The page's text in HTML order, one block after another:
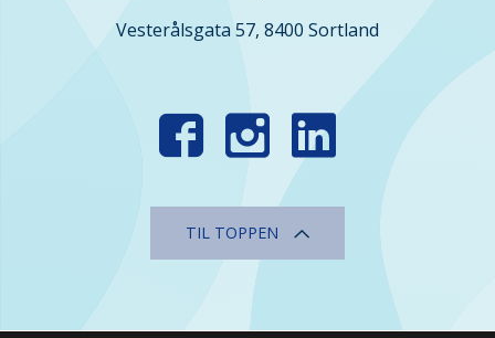
Vesterålsgata 57, 8400 Sortland
TIL TOPPEN